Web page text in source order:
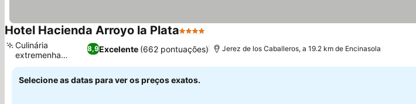
Hotel Hacienda Arroyo la Plata4 Estrelas
8,9Excelente (662 pontuações)
Culinária
extremenha
autêntica
Jerez de los Caballeros, a 19.2 km de Encinasola
Selecione as datas para ver os preços exatos.